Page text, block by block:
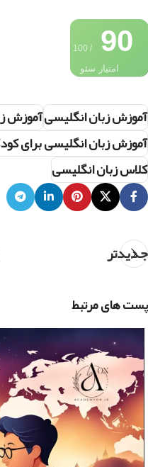
90
/ 100
امتیاز سئو
آموزش زبان انگلیسیآموزش
آموزش زبان انگلیسی برای
کلاس زبان انگلیسی
جدیدتر
پست های مرتبط